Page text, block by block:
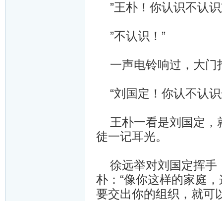
”王朴！你认识不认识
”不认识！”
一声电铃响过，大门
“刘国定！你认不认识
王朴一看是刘国定，
徒一记耳光。
徐远举对刘国定挥手
朴：“像你这样的家庭
要交出你的组织，就可